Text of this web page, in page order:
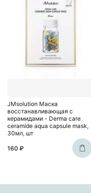
JMsolution Маска
восстанавливающая с
керамидами - Derma care
ceramide aqua capsule mask,
30мл, шт
160 ₽